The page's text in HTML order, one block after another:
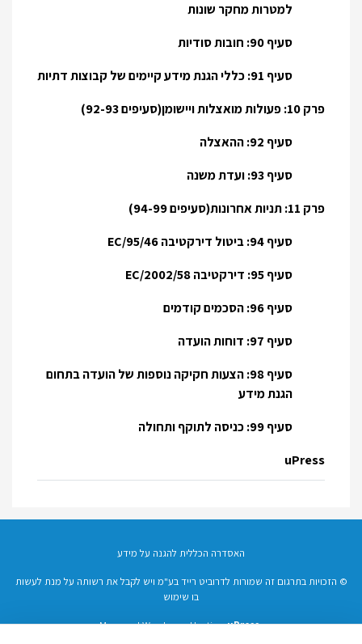
למטרות מחקר שונות
סעיף 90: חובות סודיות
סעיף 91: כללי הגנת מידע קיימים של קבוצות דתיות
פרק 10: פעולות מואצלות ויישומן(סעיפים 92-93)
סעיף 92: ההאצלה
סעיף 93: ועדת משנה
פרק 11: תניות אחרונות(סעיפים 94-99)
סעיף 94: ביטול דירקטיבה 95/46/EC
סעיף 95: דירקטיבה 2002/58/EC
סעיף 96: הסכמים קודמים
סעיף 97: דוחות הועדה
סעיף 98: הצעות חקיקה נוספות של הועדה בתחום
הגנת מידע
סעיף 99: כניסה לתוקף ותחולה
uPress
האסדרה הכללית להגנה על מידע
© הזכויות בתרגום זה שמורות לדרוביט רייד בע"מ ויש לקבל את רשותה על מנת לעשות
בו שימוש
Managed Wordpress Hosting uPress